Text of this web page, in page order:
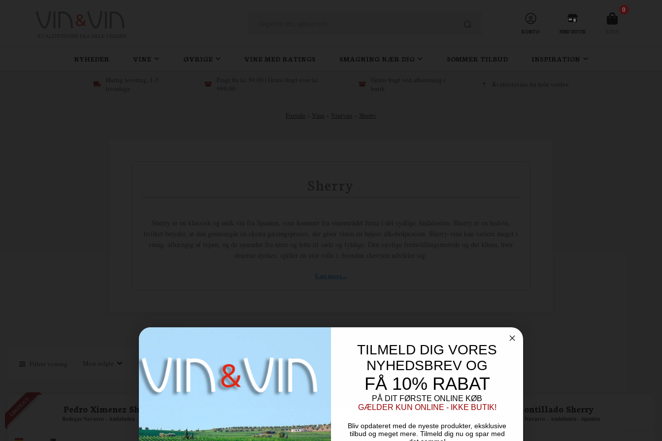
KVALITETSVINE FRA HELE VERDEN
KONTO FIND BUTIK
0
NYHEDER VINE ØVRIGE VINE MED RATINGS SMAGNING NÆR DIG SOMMER TILBUD INSPIRATION
Hurtig levering, 1-3
hverdage
Fragt fra kr. 59,00 | Gratis fragt over kr.
999,00
Gratis fragt ved afhentning i
butik
Kvalitetsvine fra hele verden
Forside Vine Vintype Sherry
Læs mere...
Filtrer visning
UDSOLGT Pedro Ximenez Sherry
Bodegas Navarro - Andalusien - Spanien
Fino Solera Sherry Amontillado Sherry
Bodegas Navarro - Andalusien - Spanien
TILMELD DIG VORES
NYHEDSBREV OG
FÅ 10% RABAT
PÅ DIT FØRSTE ONLINE KØB
GÆLDER KUN ONLINE - IKKE BUTIK!
Bliv opdateret med de nyeste produkter, eksklusive
tilbud og meget mere. Tilmeld dig nu og spar med